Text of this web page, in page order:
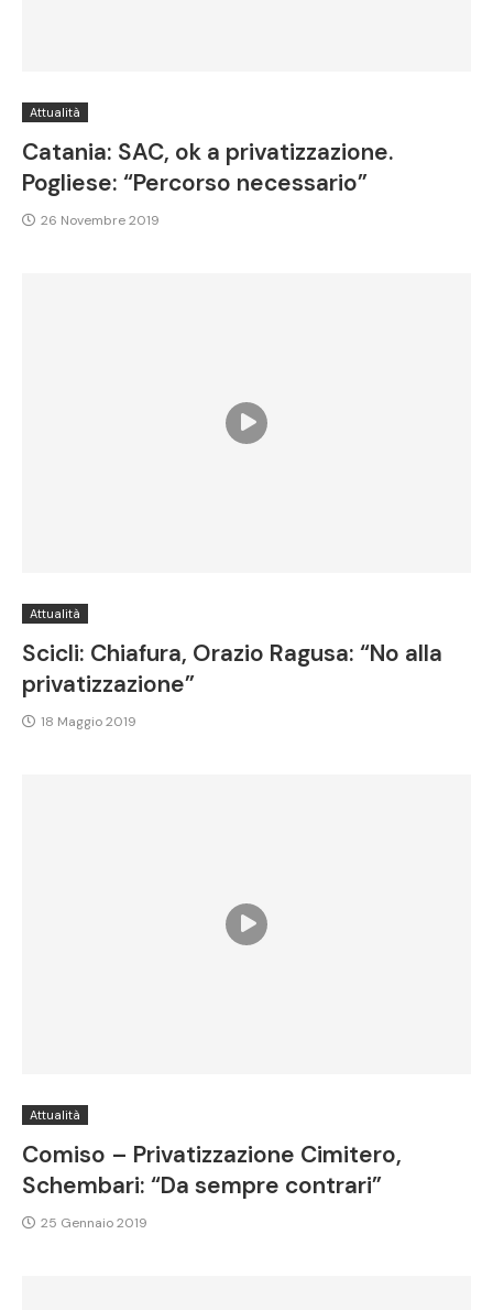
Attualità
Catania: SAC, ok a privatizzazione.
Pogliese: “Percorso necessario”
26 Novembre 2019
Attualità
Scicli: Chiafura, Orazio Ragusa: “No alla
privatizzazione”
18 Maggio 2019
Attualità
Comiso – Privatizzazione Cimitero,
Schembari: “Da sempre contrari”
25 Gennaio 2019